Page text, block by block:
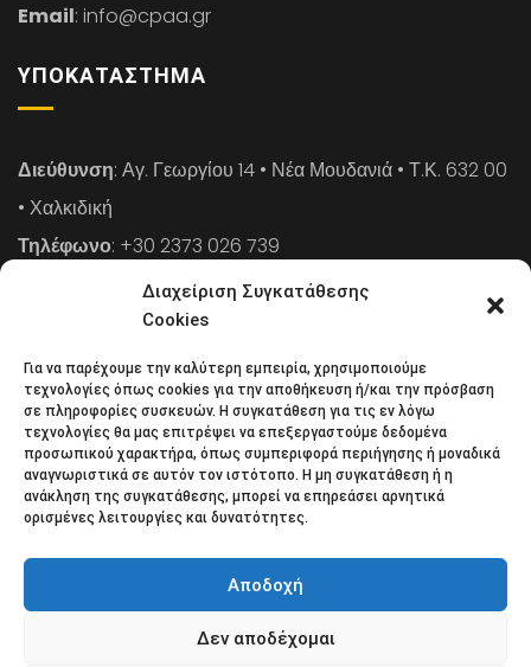
Διαχείριση Συγκατάθεσης
Cookies
Για να παρέχουμε την καλύτερη εμπειρία, χρησιμοποιούμε
τεχνολογίες όπως cookies για την αποθήκευση ή/και την πρόσβαση
σε πληροφορίες συσκευών. Η συγκατάθεση για τις εν λόγω
τεχνολογίες θα μας επιτρέψει να επεξεργαστούμε δεδομένα
προσωπικού χαρακτήρα, όπως συμπεριφορά περιήγησης ή μοναδικά
αναγνωριστικά σε αυτόν τον ιστότοπο. Η μη συγκατάθεση ή η
ανάκληση της συγκατάθεσης, μπορεί να επηρεάσει αρνητικά
ορισμένες λειτουργίες και δυνατότητες.
Αποδοχή
Δεν αποδέχομαι
Email: info@cpaa.gr
ΥΠΟΚΑΤΆΣΤΗΜΑ
Διεύθυνση: Αγ. Γεωργίου 14 • Νέα Μουδανιά • Τ.Κ. 632 00
• Χαλκιδική
Τηλέφωνο: +30 2373 026 739
: +30 2373 026 739
: info@cpaa.gr
NEWSLETTER
Κάντε εγγραφή στο ηλεκτρονικό μας φυλλάδιο και μείνετε
στο επίκεντρο της οικονομικής επικαιρότητας.
Πολιτική απορρήτου